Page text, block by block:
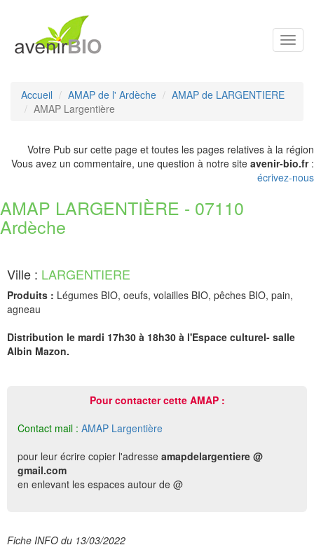
Accueil AMAP de l' Ardèche
AMAP de LARGENTIERE
AMAP Largentière
Votre Pub sur cette page et toutes les pages relatives à la région
Vous avez un commentaire, une question à notre site avenir-bio.fr:
écrivez-nous
AMAP LARGENTIÈRE - 07110
Ardèche
Ville : LARGENTIERE
Produits : Légumes BIO, oeufs, volailles BIO, pêches BIO, pain,
agneau
Distribution le mardi 17h30 à 18h30 à l'Espace culturel- salle
Albin Mazon.
Pour contacter cette AMAP :
Contact mail : AMAP Largentière
pour leur écrire copier l'adresse amapdelargentiere @
gmail.com
en enlevant les espaces autour de @
Fiche INFO du 13/03/2022